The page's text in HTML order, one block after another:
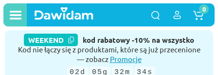
WEEKEND kod rabatowy -10% na wszystko
Kod nie łączy się z produktami, które są już przecenione
— zobacz Promocje
02d 05g 32m 34s
0